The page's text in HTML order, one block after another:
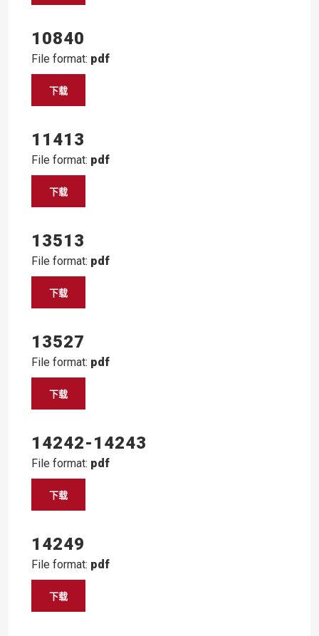
10840
File format: pdf
下载
11413
File format: pdf
下载
13513
File format: pdf
下载
13527
File format: pdf
下载
14242-14243
File format: pdf
下载
14249
File format: pdf
下载